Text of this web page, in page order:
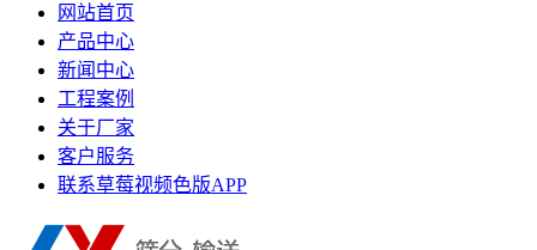
网站首页
产品中心
新闻中心
工程案例
关于厂家
客户服务
联系草莓视频色版APP